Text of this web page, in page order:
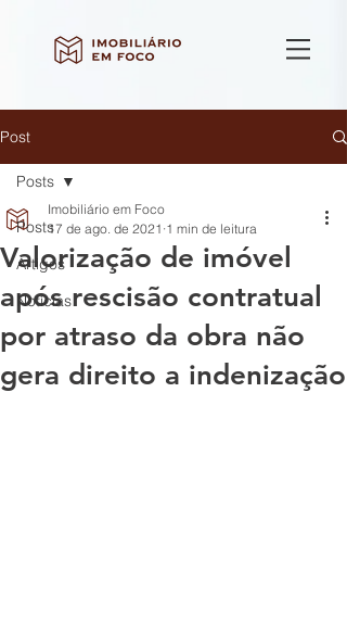
Post
Posts
Artigos
Notícias
Posts
Valorização de imóvel
após rescisão contratual
por atraso da obra não
gera direito a indenização
Imobiliário em Foco
17 de ago. de 2021 1 min de leitura